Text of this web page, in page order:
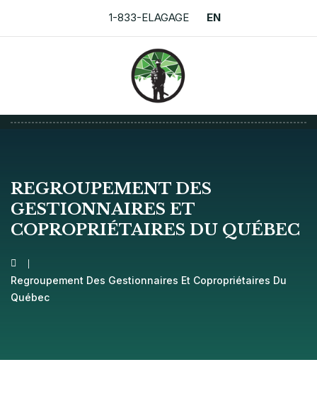
1-833-ELAGAGE EN
REGROUPEMENT DES
GESTIONNAIRES ET
COPROPRIÉTAIRES DU QUÉBEC
Regroupement Des Gestionnaires Et Copropriétaires Du
Québec